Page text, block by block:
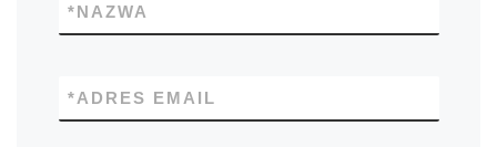
NAZWA
*
ADRES EMAIL
*